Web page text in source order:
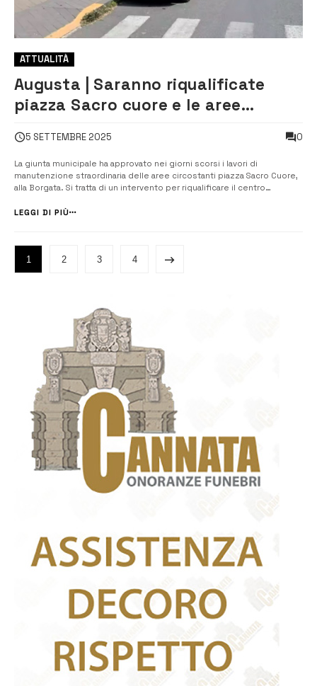
ATTUALITÀ
Augusta | Saranno riqualificate
piazza Sacro cuore e le aree
5 SETTEMBRE 2025 0
La giunta municipale ha approvato nei giorni scorsi i lavori di
manutenzione straordinaria delle aree circostanti piazza Sacro Cuore,
alla Borgata. Si tratta di un intervento per riqualificare il centro
e sotto la direzione di Carmelo Bramato, dirigente dei Lavori pubblici
LEGGI DI PIÙ
1 2 3 4